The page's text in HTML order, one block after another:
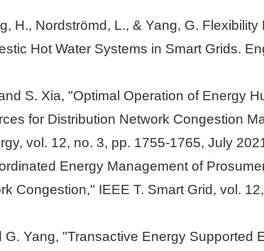
H., Nordströmd, L., & Yang, G. Flexibility
Hot Water Systems in Smart Grids.
S. Xia, "Optimal Operation of Energy
for Distribution Network Congestion
vol. 12, no. 3, pp. 1755-1765, July
Energy Management of
Congestion," IEEE T. Smart Grid, vol.
G. Yang, "Transactive Energy Supported